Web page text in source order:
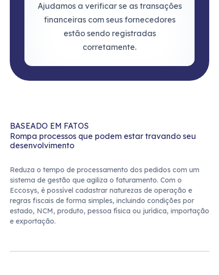
Ajudamos a verificar se as transações
financeiras com seus fornecedores
estão sendo registradas
corretamente.
BASEADO EM FATOS
Rompa processos que podem estar travando seu
desenvolvimento
Reduza o tempo de processamento dos pedidos com um
sistema de gestão que agiliza o faturamento. Com o
Eccosys, é possível cadastrar naturezas de operação e
regras fiscais de forma simples, incluindo condições por
estado, NCM, produto, pessoa física ou jurídica, importação
e exportação.